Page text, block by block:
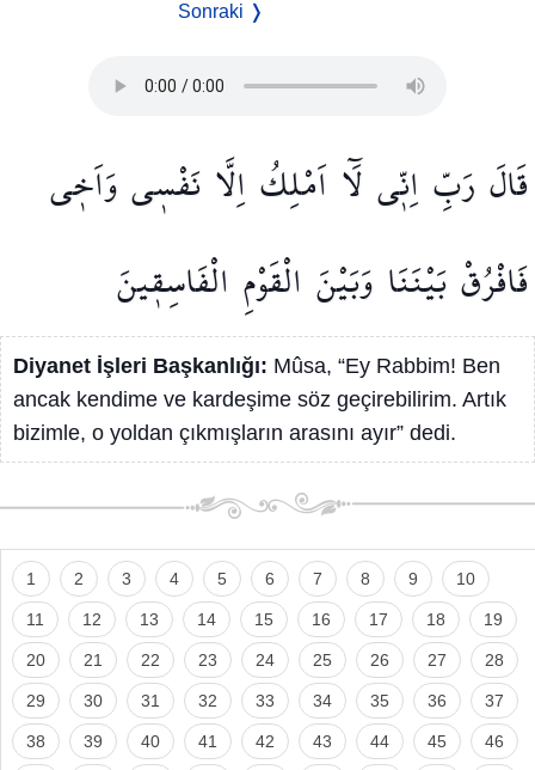
Sonraki ❭
قَالَ رَبِّاِنّ۪يلَٓا اَمْلِكُاِلَّا نَفْس۪يوَاَخ۪ي
فَافْرُقْبَيْنَنَا وَبَيْنَ الْقَوْمِ الْفَاسِق۪ينَ
Diyanet İşleri Başkanlığı: Mûsa, “Ey Rabbim! Ben
ancak kendime ve kardeşime söz geçirebilirim. Artık
bizimle, o yoldan çıkmışların arasını ayır” dedi.
1 2 3 4 5 6 7 8 9 10
11 12 13 14 15 16 17 18 19
20 21 22 23 24 25 26 27 28
29 30 31 32 33 34 35 36 37
38 39 40 41 42 43 44 45 46